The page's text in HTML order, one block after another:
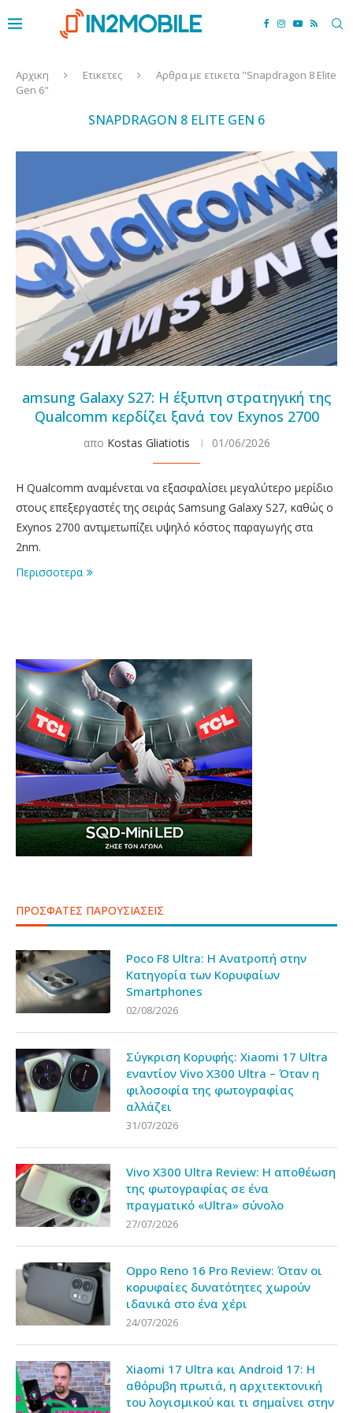
Αρχικη Ετικετες
Αρθρα με ετικετα "Snapdragon 8 Elite
Gen 6"
SNAPDRAGON 8 ELITE GEN 6
amsung Galaxy S27: Η έξυπνη στρατηγική της
Qualcomm κερδίζει ξανά τον Exynos 2700
απο Kostas Gliatiotis 01/06/2026
Η Qualcomm αναμένεται να εξασφαλίσει μεγαλύτερο μερίδιο
στους επεξεργαστές της σειράς Samsung Galaxy S27, καθώς ο
Exynos 2700 αντιμετωπίζει υψηλό κόστος παραγωγής στα
2nm.
Περισσοτερα
ΠΡΟΣΦΑΤΕΣ ΠΑΡΟΥΣΙΑΣΕΙΣ
Poco F8 Ultra: Η Ανατροπή στην
Κατηγορία των Κορυφαίων
Smartphones
02/08/2026
Σύγκριση Κορυφής: Xiaomi 17 Ultra
εναντίον Vivo X300 Ultra – Όταν η
φιλοσοφία της φωτογραφίας
αλλάζει
31/07/2026
Vivo X300 Ultra Review: Η αποθέωση
της φωτογραφίας σε ένα
πραγματικό «Ultra» σύνολο
27/07/2026
Oppo Reno 16 Pro Review: Όταν οι
κορυφαίες δυνατότητες χωρούν
ιδανικά στο ένα χέρι
24/07/2026
Xiaomi 17 Ultra και Android 17: Η
αθόρυβη πρωτιά, η αρχιτεκτονική
του λογισμικού και τι σημαίνει στην